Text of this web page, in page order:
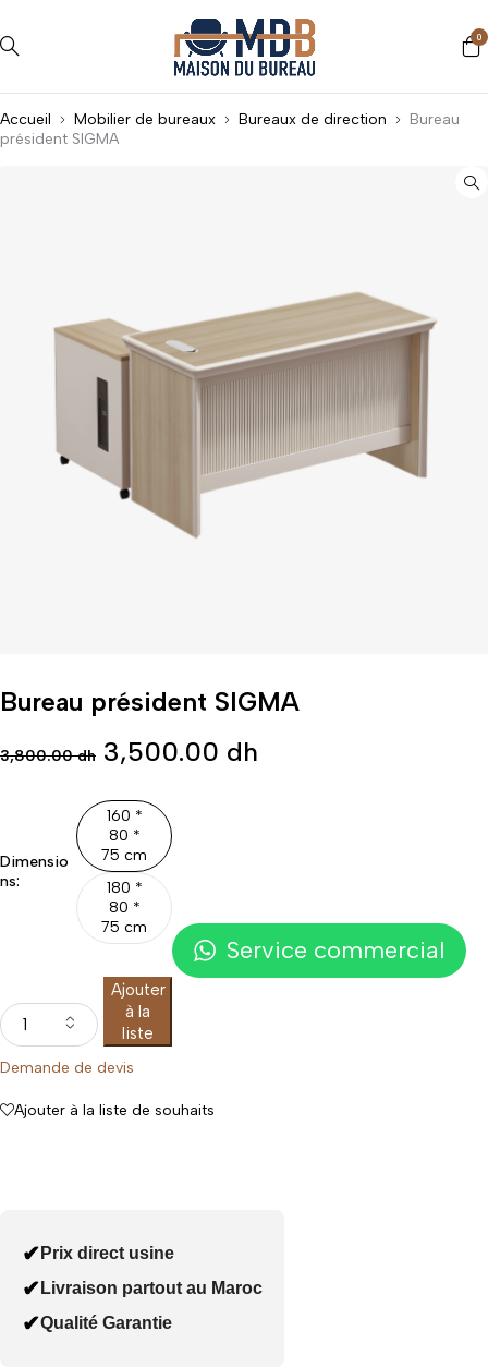
0
Accueil Mobilier de bureaux Bureaux de direction
Bureau
président SIGMA
Bureau président SIGMA
3,800.00dh 3,500.00 dh
Dimensio
ns:
160 *
80 *
75 cm
180 *
80 *
75 cm
Ajouter
à la
liste
Demande de devis
Service commercial
Ajouter à la liste de souhaits
✔ Prix direct usine
✔ Livraison partout au Maroc
✔Qualité Garantie